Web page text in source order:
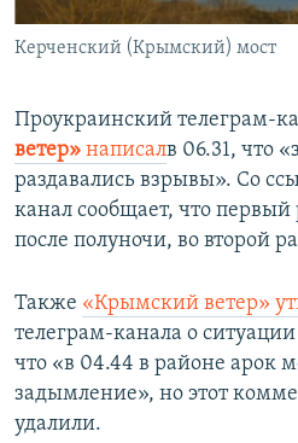
Керченский (Крымский) мост
Проукраинский телеграм-
ветер» написалв 06.31, что
раздавались взрывы». Со
канал сообщает, что
после полуночи, во второй
Также «Крымский ветер»
телеграм-канала о
что «в 04.44 в районе арок
задымление», но этот
удалили.